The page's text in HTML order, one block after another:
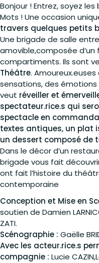
Bonjour ! Entrez, soyez
Mots ! Une occasion
travers quelques petits
Une brigade de salle
amovible,composée
compartiments. Ils sont
Théâtre.
sensations, des
veut réveiller et
spectateur.rice.s qui
spectacle en
textes antiques, un plat
un dessert composé de
Dans le décor d’un
brigade vous fait
ont fait l’histoire du
contemporaine
Conception et Mise en
soutien de Damien
ZATI.
Scénographie : Gaëlle
Avec les acteur.rice.s
compagnie : Lucie